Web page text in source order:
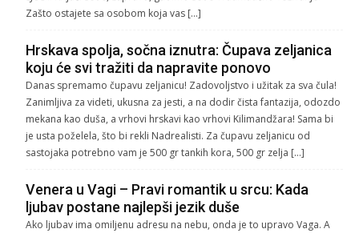
Zašto ostajete sa osobom koja vas […]
Hrskava spolja, sočna iznutra: Čupava zeljanica
koju će svi tražiti da napravite ponovo
Danas spremamo čupavu zeljanicu! Zadovoljstvo i užitak za sva čula!
Zanimljiva za videti, ukusna za jesti, a na dodir čista fantazija, odozdo
mekana kao duša, a vrhovi hrskavi kao vrhovi Kilimandžara! Sama bi
je usta poželela, što bi rekli Nadrealisti. Za čupavu zeljanicu od
sastojaka potrebno vam je 500 gr tankih kora, 500 gr zelja […]
Venera u Vagi – Pravi romantik u srcu: Kada
ljubav postane najlepši jezik duše
Ako ljubav ima omiljenu adresu na nebu, onda je to upravo Vaga. A